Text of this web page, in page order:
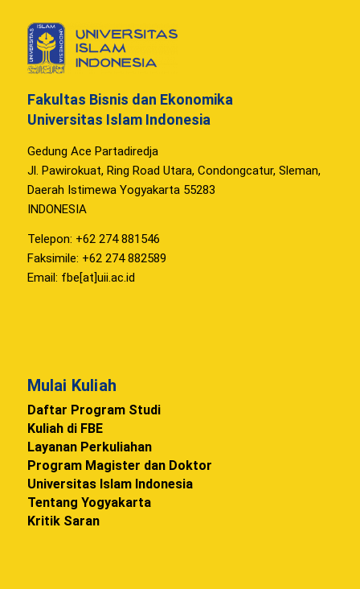
Fakultas Bisnis dan Ekonomika
Universitas Islam Indonesia
Gedung Ace Partadiredja
Jl. Pawirokuat, Ring Road Utara, Condongcatur, Sleman,
Daerah Istimewa Yogyakarta 55283
INDONESIA
Telepon: +62 274 881546
Faksimile: +62 274 882589
Email: fbe[at]uii.ac.id
Mulai Kuliah
Daftar Program Studi
Kuliah di FBE
Layanan Perkuliahan
Program Magister dan Doktor
Universitas Islam Indonesia
Tentang Yogyakarta
Kritik Saran